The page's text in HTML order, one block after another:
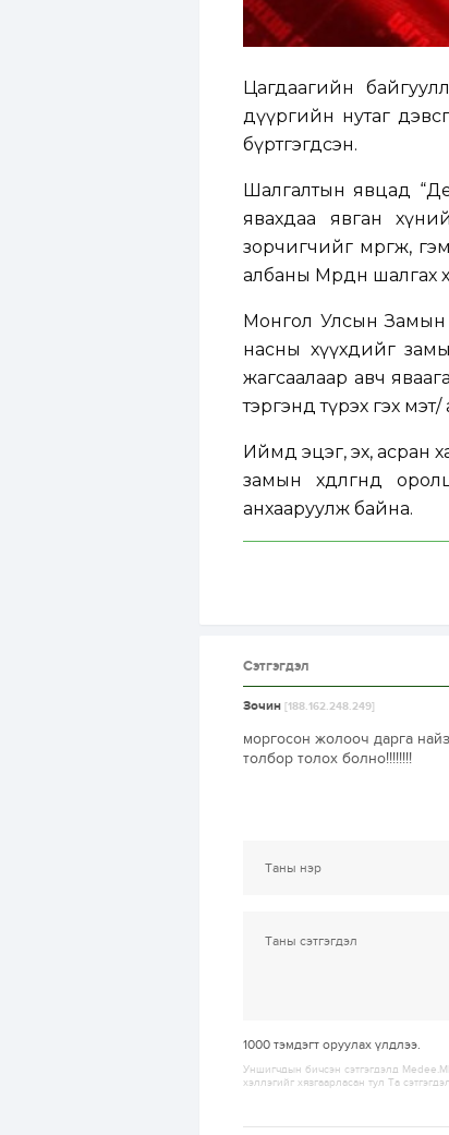
Цагдаагийн
дүүргийн нутаг
бүртгэгдсэн.
Шалгалтын явцад
явахдаа явган
зорчигчийг мөргөж,
албаны Мөрдөн шалгах
Монгол Улсын Замын
насны хүүхдийг
жагсаалаар авч
тэргэнд түрэх гэх
Иймд эцэг, эх, асран
замын хөдөлгөөнд
анхааруулж байна.
Сэтгэгдэл
Зочин [188.162.248.249]
моргосон жолооч дарга
толбор толох болно!!!!!!!!
1000 тэмдэгт оруулах үлдлээ.
Уншигчдын бичсэн сэтгэгдэлд
хэллэгийг хязгаарласан тул Та